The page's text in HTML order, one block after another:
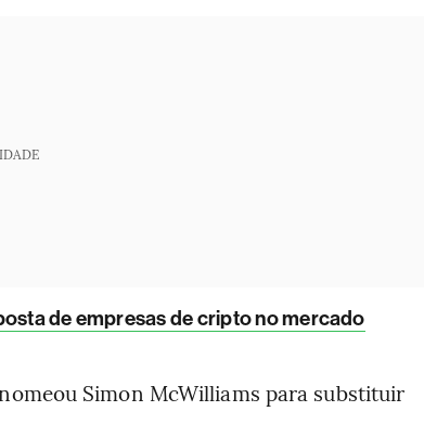
de empresas de cripto no mercado
Simon McWilliams para substituir